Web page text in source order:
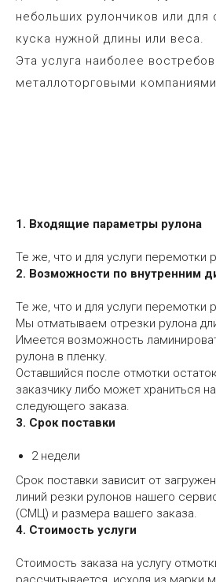
небольших рулончиков или для
куска нужной длины или веса.
Эта услуга наиболее
металлоторговыми компаниями.
1. Входящие параметры рулона
Те же, что и для услуги перемотки
2. Возможности по внутренним
Те же, что и для услуги перемотки
Мы отматываем отрезки рулона
Имеется возможность
рулона в пленку.
Оставшийся после отмотки
заказчику либо может храниться
следующего заказа.
3. Срок поставки
2 недели
Срок поставки зависит от
линий резки рулонов нашего
(СМЦ) и размера вашего заказа.
4. Стоимость услуги
Стоимость заказа на услугу